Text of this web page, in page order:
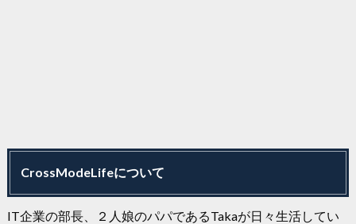
CrossModeLifeについて
IT企業の部長、２人娘のパパであるTakaが日々生活してい